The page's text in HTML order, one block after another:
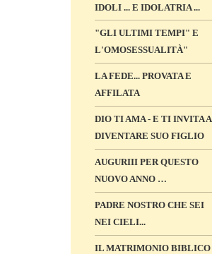
IDOLI ... E IDOLATRIA ...
"GLI ULTIMI TEMPI" E
L'OMOSESSUALITÀ"
LA FEDE... PROVATA E
AFFILATA
DIO TI AMA - E TI INVITA A
DIVENTARE SUO FIGLIO
AUGURIII PER QUESTO
NUOVO ANNO …
PADRE NOSTRO CHE SEI
NEI CIELI...
IL MATRIMONIO BIBLICO